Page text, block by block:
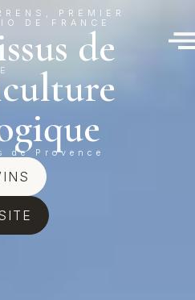
PREMIER
DE FRANCE
de
de Provence